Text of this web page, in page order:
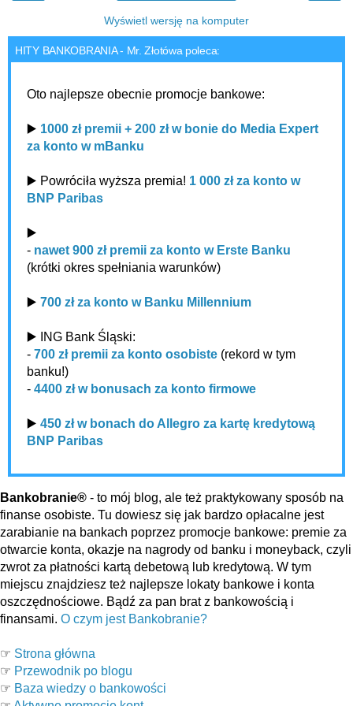
Wyświetl wersję na komputer
HITY BANKOBRANIA - Mr. Złotówa poleca:
Oto najlepsze obecnie promocje bankowe:
▶️ 1000 zł premii + 200 zł w bonie do Media Expert
za konto w mBanku
▶️ Powróciła wyższa premia! 1 000 zł za konto w
BNP Paribas
▶️
- nawet 900 zł premii za konto w Erste Banku
(krótki okres spełniania warunków)
▶️ 700 zł za konto w Banku Millennium
▶️ ING Bank Śląski:
- 700 zł premii za konto osobiste (rekord w tym
banku!)
- 4400 zł w bonusach za konto firmowe
▶️ 450 zł w bonach do Allegro za kartę kredytową
BNP Paribas
Bankobranie® - to mój blog, ale też praktykowany sposób na
finanse osobiste. Tu dowiesz się jak bardzo opłacalne jest
zarabianie na bankach poprzez promocje bankowe: premie za
otwarcie konta, okazje na nagrody od banku i moneyback, czyli
zwrot za płatności kartą debetową lub kredytową. W tym
miejscu znajdziesz też najlepsze lokaty bankowe i konta
oszczędnościowe. Bądź za pan brat z bankowością i
finansami. O czym jest Bankobranie?
☞ Strona główna
☞ Przewodnik po blogu
☞ Baza wiedzy o bankowości